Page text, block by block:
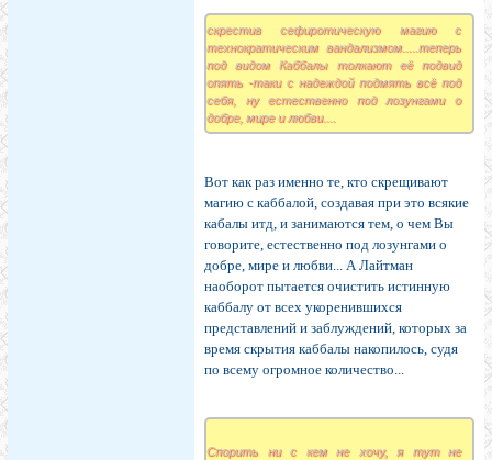
скрестив сефиротическую магию с
технократическим вандализмом.....теперь
под видом Каббалы толкают её подвид
опять -таки с надеждой подмять всё под
себя, ну естественно под лозунгами о
добре, мире и любви....
Вот как раз именно те, кто скрещивают
магию с каббалой, создавая при это всякие
кабалы итд, и занимаются тем, о чем Вы
говорите, естественно под лозунгами о
добре, мире и любви... А Лайтман
наоборот пытается очистить истинную
каббалу от всех укоренившихся
представлений и заблуждений, которых за
время скрытия каббалы накопилось, судя
по всему огромное количество...
Спорить ни с кем не хочу, я тут не